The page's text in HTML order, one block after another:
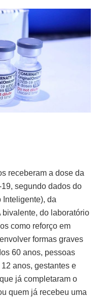
receberam a dose da
segundo dados do
Inteligente), da
bivalente, do laboratório
como reforço em
formas graves
60 anos, pessoas
anos, gestantes e
já completaram o
quem já recebeu uma